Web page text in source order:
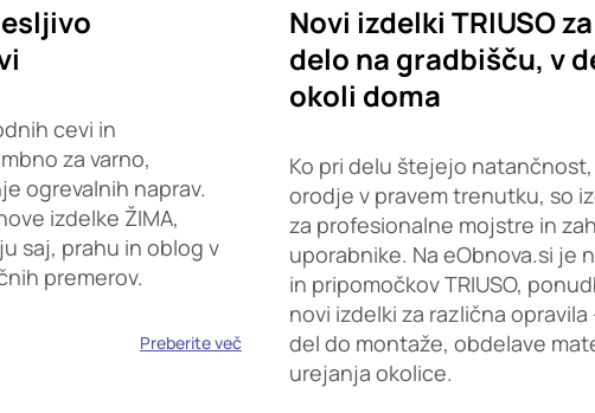
cevi in
za varno,
ogrevalnih naprav.
izdelke ŽIMA,
saj, prahu in oblog v
premerov.
Preberite več
Novi izdelki TRIUSO
delo na gradbišču, v
okoli doma
Ko pri delu štejejo
orodje v pravem trenutku, so
za profesionalne mojstre in
uporabnike. Na eObnova.si je
in pripomočkov TRIUSO,
novi izdelki za različna
del do montaže, obdelave
urejanja okolice.